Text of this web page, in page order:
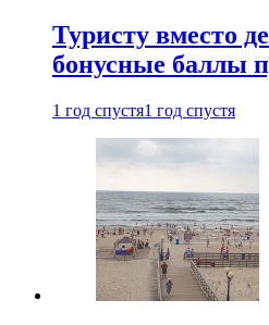
Туристу вместо
бонусные баллы
1 год спустя1 год спустя